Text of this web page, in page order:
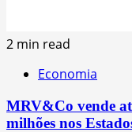
2 min read
Economia
MRV&Co vende
milhões nos